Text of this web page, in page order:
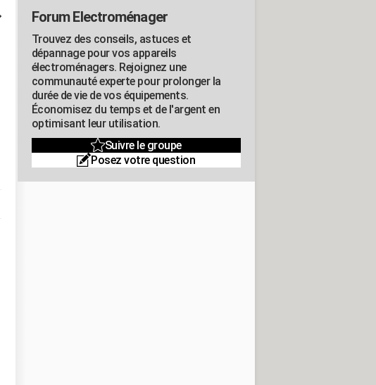
Forum Electroménager
Trouvez des conseils, astuces et
dépannage pour vos appareils
électroménagers. Rejoignez une
communauté experte pour prolonger la
durée de vie de vos équipements.
Économisez du temps et de l'argent en
optimisant leur utilisation.
Suivre le groupe
Posez votre question